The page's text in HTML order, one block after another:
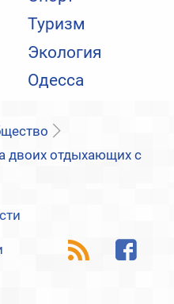
Туризм
Экология
Одесса
двоих отдыхающих с